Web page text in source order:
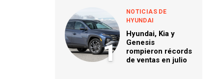
1
NOTICIAS DE
HYUNDAI
Hyundai, Kia y
Genesis
rompieron récords
de ventas en julio